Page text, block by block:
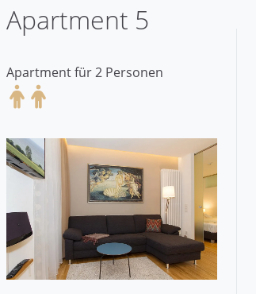
Apartment 5
Apartment für 2 Personen